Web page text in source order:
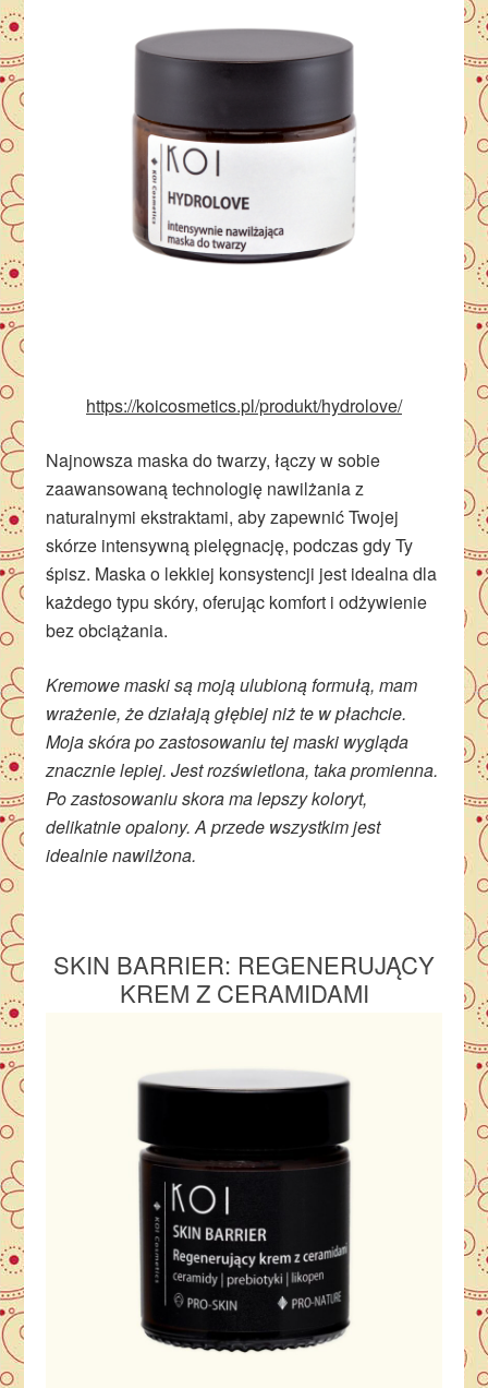
https://koicosmetics.pl/produkt/hydrolove/
Najnowsza maska do twarzy, łączy w sobie
zaawansowaną technologię nawilżania z
naturalnymi ekstraktami, aby zapewnić Twojej
skórze intensywną pielęgnację, podczas gdy Ty
śpisz. Maska o lekkiej konsystencji jest idealna dla
każdego typu skóry, oferując komfort i odżywienie
bez obciążania.
Kremowe maski są moją ulubioną formułą, mam
wrażenie, że działają głębiej niż te w płachcie.
Moja skóra po zastosowaniu tej maski wygląda
znacznie lepiej. Jest rozświetlona, taka promienna.
Po zastosowaniu skora ma lepszy koloryt,
delikatnie opalony. A przede wszystkim jest
idealnie nawilżona.
SKIN BARRIER: REGENERUJĄCY
KREM Z CERAMIDAMI